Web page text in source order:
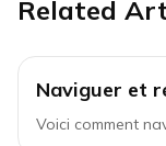
Related
Naviguer et
Voici comment